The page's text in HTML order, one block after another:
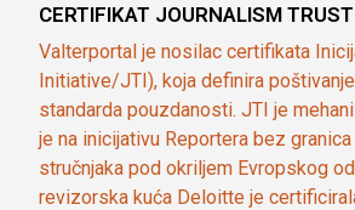
CERTIFIKAT JOURNALISM
Valterportal je nosilac certifikata
Initiative/JTI), koja definira
standarda pouzdanosti. JTI je
je na inicijativu Reportera bez
stručnjaka pod okriljem Evropskog
revizorska kuća Deloitte je